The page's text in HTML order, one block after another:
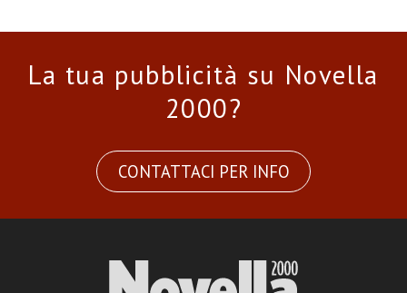
La tua pubblicità su Novella
2000?
CONTATTACI PER INFO